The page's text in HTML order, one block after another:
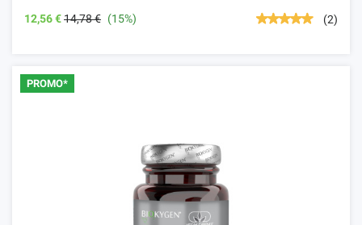
12,56 €14,78 € (15%) (2)
PROMO*